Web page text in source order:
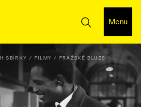
Menu
SBÍRKY FILMY PRAŽSKÉ BLUES